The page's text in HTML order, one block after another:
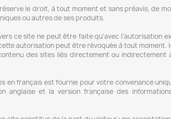
le droit, à tout moment et sans préavis, de
ou autres de ses produits.
ce site ne peut être faite qu'avec l'autorisation
autorisation peut être révoquée à tout moment.
des sites liés directement ou indirectement
en français est fournie pour votre convenance
anglaise et la version française des